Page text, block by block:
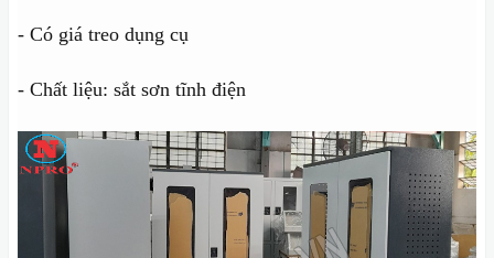
- Có giá treo dụng cụ
- Chất liệu: sắt sơn tĩnh điện